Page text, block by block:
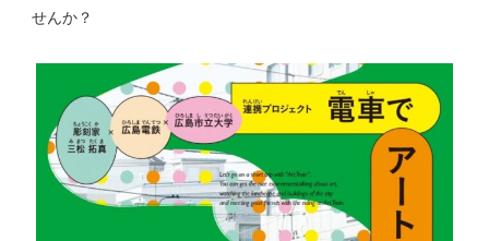
せんか？